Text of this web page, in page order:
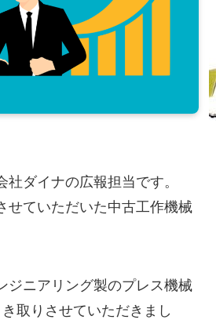
社ダイナの広報担当です。
せていただいた中古工作機械
ジニアリング製のプレス機械
き取りさせていただきまし